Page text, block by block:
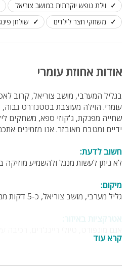
וילת נופש יוקרתית במושב צוריאל
משחקי חצר לילדים
שולחן
אודות אחוזת עומרי
בגליל המערבי, מושב צוריאל, קרוב
ידיים ומטבח מאובזר. אנו מזמינים
חשוב לדעת:
לא ניתן לעשות מנגל ולהשמיע
מיקום:
גליל מערבי, מושב צוריאל, כ-5 דקות ממעלות, 30 דקות מנהריה
4 חדרי שינה
קרא עוד